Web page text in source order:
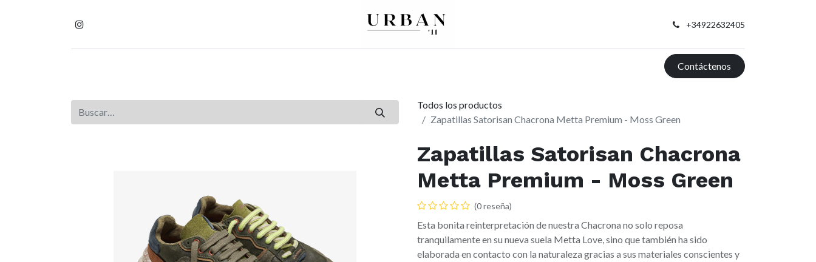
+34922632405
Contáctenos
Todos los productos
Zapatillas Satorisan Chacrona Metta Premium - Moss Green
Zapatillas Satorisan Chacrona
Metta Premium - Moss Green
(0 reseña)
Esta bonita reinterpretación de nuestra Chacrona no solo reposa
tranquilamente en su nueva suela Metta Love, sino que también ha sido
elaborada en contacto con la naturaleza gracias a sus materiales conscientes y